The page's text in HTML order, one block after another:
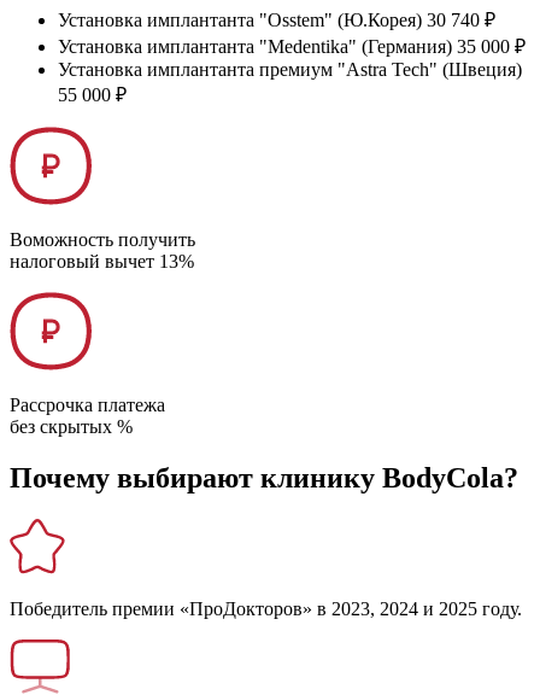
Установка имплантанта "Osstem" (Ю.Корея) 30 740 ₽
Установка имплантанта "Medentika" (Германия) 35 000 ₽
Установка имплантанта премиум "Astra Tech" (Швеция)
55 000 ₽
Воможность получить
налоговый вычет 13%
Рассрочка платежа
без скрытых %
Почему выбирают клинику BodyCola?
Победитель премии «ПроДокторов» в 2023, 2024 и 2025 году.